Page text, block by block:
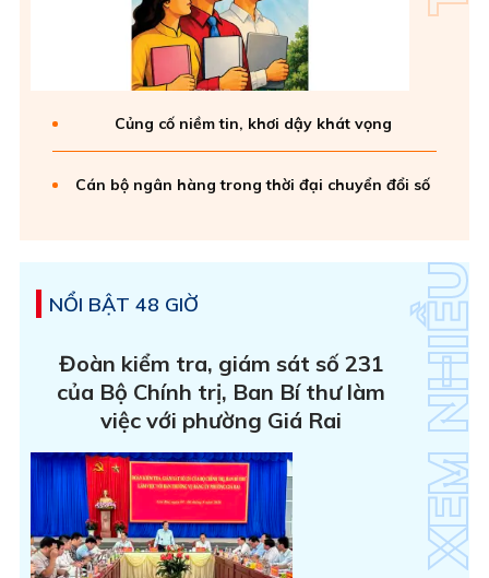
Củng cố niềm tin, khơi dậy khát vọng
Cán bộ ngân hàng trong thời đại chuyển đổi số
NỔI BẬT 48 GIỜ
Đoàn kiểm tra, giám sát số 231
của Bộ Chính trị, Ban Bí thư làm
việc với phường Giá Rai